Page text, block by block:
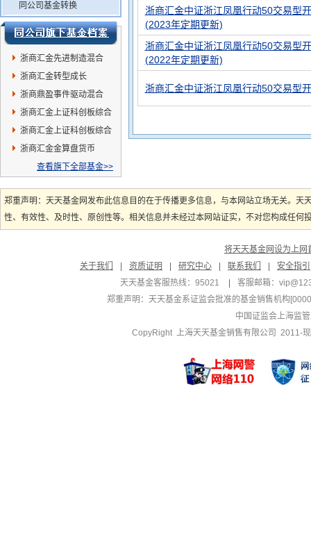
同公司基金转换
浙商汇金先进制造混合
浙商汇金转型成长
浙商鼎盈事件驱动混合
浙商汇金上证科创板综合
指数A
浙商汇金上证科创板综合
指数C
浙商汇金金算盘货币
查看旗下全部基金>>
浙商汇金中证浙江凤凰行动50交易型
(2023年定期更新)
浙商汇金中证浙江凤凰行动50交易型
(2022年定期更新)
浙商汇金中证浙江凤凰行动50交易型
郑重声明：天天基金网发布此信息目的在于传播更多信息，与本网站立场无关。
性、有效性、及时性、原创性等。相关信息并未经过本网站证实，不对您构成任
将天天基金网设为上网
关于我们
资质证明 研究中心 联系我们
安全指引
天天基金客服热线：95021
客服邮箱：
郑重声明： 天天基金系证监会批准的基金销售机构
中国证监会上海监
CopyRight 上海天天基金销售有限公司 2011-